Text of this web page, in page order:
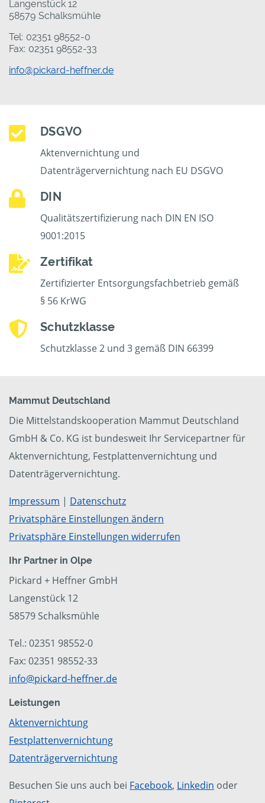
Langenstück 12
58579 Schalksmühle
Tel: 02351 98552-0
Fax: 02351 98552-33
info@pickard-heffner.de
DSGVO
Aktenvernichtung und
Datenträgervernichtung nach EU DSGVO
DIN
Qualitätszertifizierung nach DIN EN ISO
9001:2015
Zertifikat
Zertifizierter Entsorgungsfachbetrieb gemäß
§ 56 KrWG
Schutzklasse
Schutzklasse 2 und 3 gemäß DIN 66399
Mammut Deutschland
Die Mittelstandskooperation Mammut Deutschland
GmbH & Co. KG ist bundesweit Ihr Servicepartner für
Aktenvernichtung, Festplattenvernichtung und
Datenträgervernichtung.
Impressum | Datenschutz
Privatsphäre Einstellungen ändern
Privatsphäre Einstellungen widerrufen
Ihr Partner in Olpe
Pickard + Heffner GmbH
Langenstück 12
58579 Schalksmühle
Tel.: 02351 98552-0
Fax: 02351 98552-33
info@pickard-heffner.de
Leistungen
Aktenvernichtung
Festplattenvernichtung
Datenträgervernichtung
Besuchen Sie uns auch bei Facebook, Linkedin oder